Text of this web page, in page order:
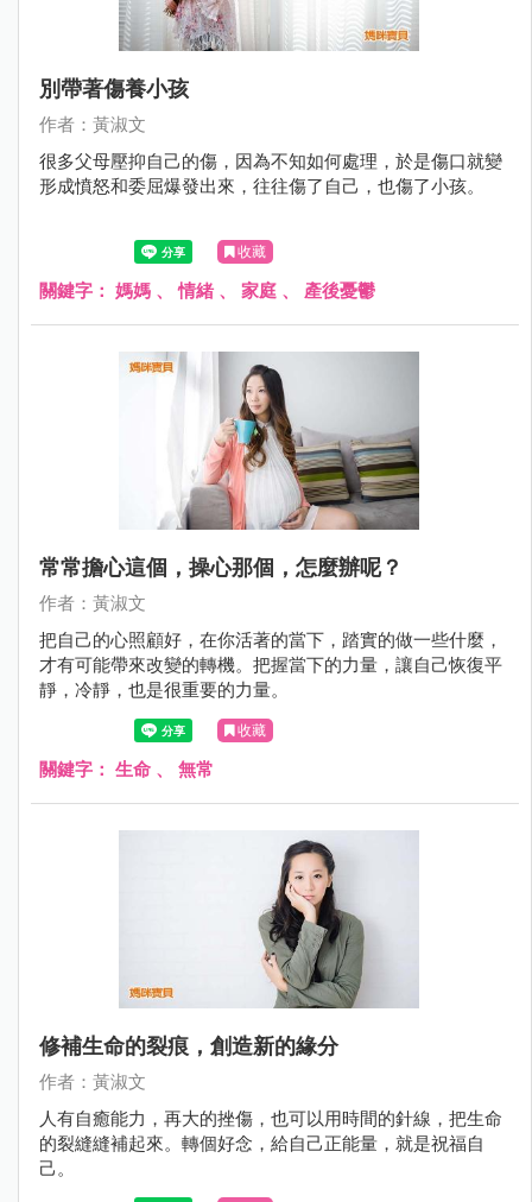
別帶著傷養小孩
作者：黃淑文
很多父母壓抑自己的傷，因為不知如何處理，於是傷口就變
形成憤怒和委屈爆發出來，往往傷了自己，也傷了小孩。
收藏
關鍵字： 媽媽 、情緒 、 家庭 、 產後憂鬱
常常擔心這個，操心那個，怎麼辦呢？
作者：黃淑文
把自己的心照顧好，在你活著的當下，踏實的做一些什麼，
才有可能帶來改變的轉機。把握當下的力量，讓自己恢復平
靜，冷靜，也是很重要的力量。
收藏
關鍵字： 生命 、 無常
修補生命的裂痕，創造新的緣分
作者：黃淑文
人有自癒能力，再大的挫傷，也可以用時間的針線，把生命
的裂縫縫補起來。轉個好念，給自己正能量，就是祝福自
己。